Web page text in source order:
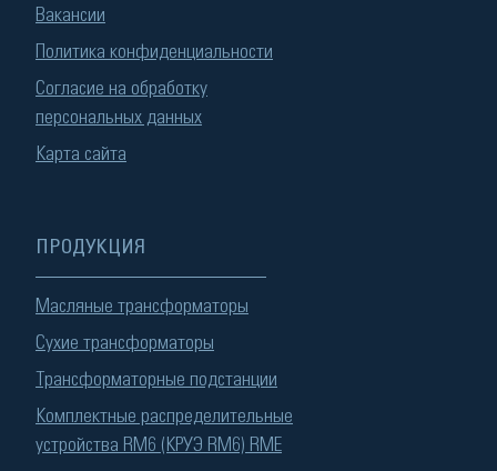
Вакансии
Политика конфиденциальности
Согласие на обработку
персональных данных
Карта сайта
ПРОДУКЦИЯ
Масляные трансформаторы
Сухие трансформаторы
Трансформаторные подстанции
Комплектные распределительные
устройства RM6 (КРУЭ RM6) RME